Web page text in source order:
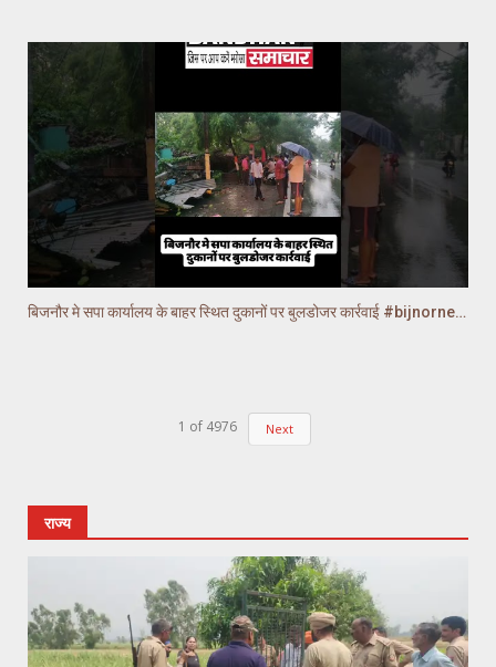
बिजनौर मे सपा कार्यालय के बाहर स्थित दुकानों पर बुलडोजर कार्रवाई #bijnornews
1 of 4976 Next
राज्य